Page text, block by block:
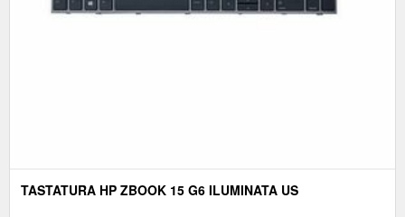
TASTATURA HP ZBOOK 15 G6 ILUMINATA US